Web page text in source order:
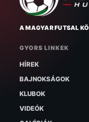
A MAGYAR FUTSAL
GYORS LINKEK
HÍREK
BAJNOKSÁGOK
KLUBOK
VIDEÓK